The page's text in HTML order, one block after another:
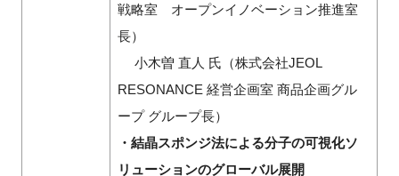
戦略室 オープンイノベーション推進室
長）
小木曽 直人 氏（株式会社JEOL
RESONANCE 経営企画室 商品企画グル
ープ グループ長）
・結晶スポンジ法による分子の可視化ソ
リューションのグローバル展開